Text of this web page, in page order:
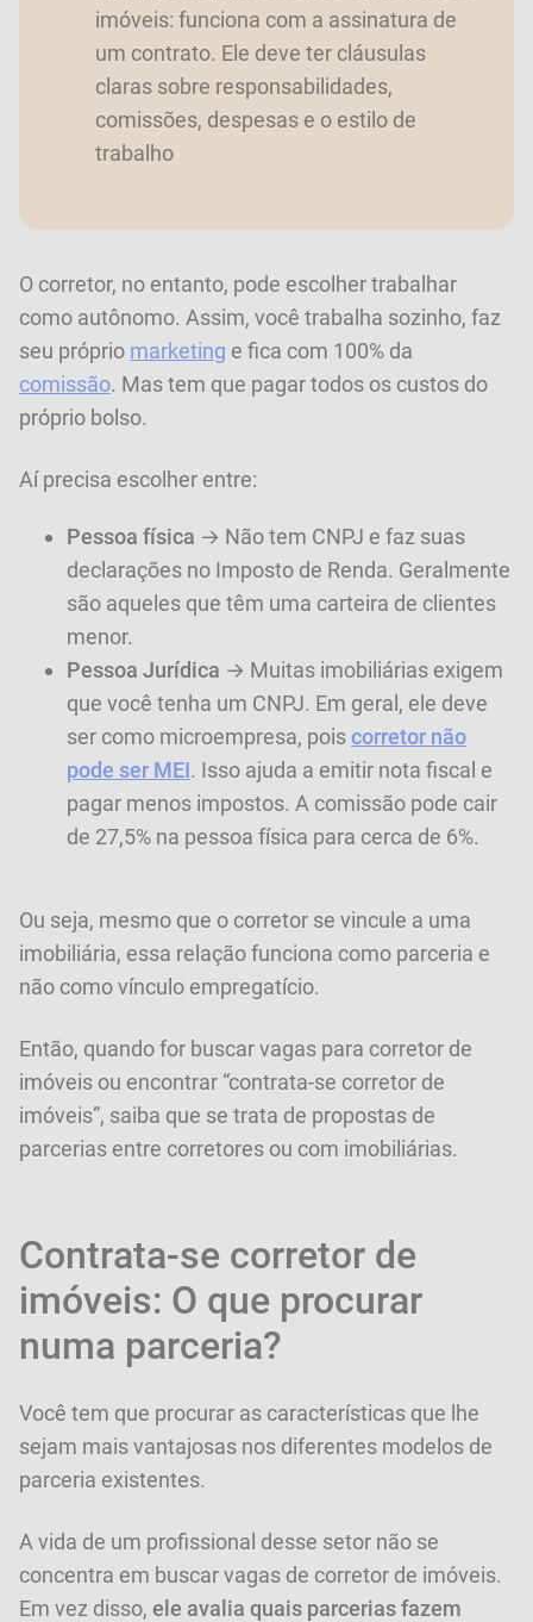
imóveis: funciona com a assinatura de
um contrato. Ele deve ter cláusulas
claras sobre responsabilidades,
comissões, despesas e o estilo de
trabalho
O corretor, no entanto, pode escolher trabalhar
como autônomo. Assim, você trabalha sozinho, faz
seu próprio marketing e fica com 100% da
comissão. Mas tem que pagar todos os custos do
próprio bolso.
Aí precisa escolher entre:
Pessoa física → Não tem CNPJ e faz suas
declarações no Imposto de Renda. Geralmente
são aqueles que têm uma carteira de clientes
menor.
Pessoa Jurídica → Muitas imobiliárias exigem
que você tenha um CNPJ. Em geral, ele deve
ser como microempresa, poiscorretor não
pode ser MEI. Isso ajuda a emitir nota fiscal e
pagar menos impostos. A comissão pode cair
de 27,5% na pessoa física para cerca de 6%.
Ou seja, mesmo que o corretor se vincule a uma
imobiliária, essa relação funciona como parceria e
não como vínculo empregatício.
Então, quando for buscar vagas para corretor de
imóveis ou encontrar “contrata-se corretor de
imóveis”, saiba que se trata de propostas de
parcerias entre corretores ou com imobiliárias.
Contrata-se corretor de
imóveis: O que procurar
numa parceria?
Você tem que procurar as características que lhe
sejam mais vantajosas nos diferentes modelos de
parceria existentes.
A vida de um profissional desse setor não se
concentra em buscar vagas de corretor de imóveis.
Em vez disso, ele avalia quais parcerias fazem